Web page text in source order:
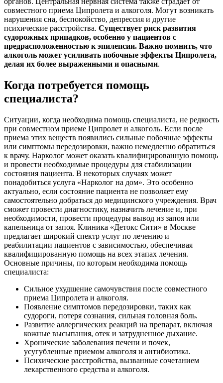
совместного приема Ципролета и алкоголя. Могут возникать
нарушения сна, беспокойство, депрессия и другие
психические расстройства. Существует риск развития
судорожных припадков, особенно у пациентов с
предрасположенностью к эпилепсии. Важно помнить, что
алкоголь может усиливать побочные эффекты Ципролета,
делая их более выраженными и опасными.
Когда потребуется помощь
специалиста?
Ситуации, когда необходима помощь специалиста, не редкость
при совместном приеме Ципролет и алкоголь. Если после
приема этих веществ появились сильные побочные эффекты
или симптомы передозировки, важно немедленно обратиться
к врачу. Нарколог может оказать квалифицированную помощь
и провести необходимые процедуры для стабилизации
состояния пациента. В некоторых случаях может
понадобиться услуга «Нарколог на дом». Это особенно
актуально, если состояние пациента не позволяет ему
самостоятельно добраться до медицинского учреждения. Врач
сможет провести диагностику, назначить лечение и, при
необходимости, провести процедуры вывод из запоя или
капельница от запоя. Клиника «Детокс Сити» в Москве
предлагает широкий спектр услуг по лечению и
реабилитации пациентов с зависимостью, обеспечивая
квалифицированную помощь на всех этапах лечения.
Основные причины, по которым необходима помощь
специалиста:
Сильное ухудшение самочувствия после совместного
приема Ципролета и алкоголя.
Появление симптомов передозировки, таких как
судороги, потеря сознания, сильная головная боль.
Развитие аллергических реакций на препарат, включая
кожные высыпания, отек и затрудненное дыхание.
Хронические заболевания печени и почек,
усугубленные приемом алкоголя и антибиотика.
Психические расстройства, вызванные сочетанием
лекарственного средства и алкоголя.